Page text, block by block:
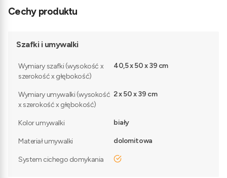
Cechy produktu
Szafki i umywalki
Wymiary szafki (wysokość x
szerokość x głębokość)
40,5 x 50 x 39 cm
Wymiary umywalki (wysokość
x szerokość x głębokość)
2 x 50 x 39 cm
Kolor umywalki biały
Materiał umywalki dolomitowa
System cichego domykania tak